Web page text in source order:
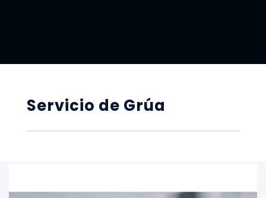
Servicio de Grúa